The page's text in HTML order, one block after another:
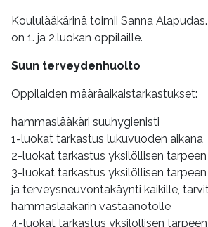
Koululääkärinä toimii Sanna
on 1. ja 2.luokan oppilaille.
Suun terveydenhuolto
Oppilaiden määräaikaistarkastukset:
hammaslääkäri suuhygienisti
1-luokat tarkastus lukuvuoden aikana
2-luokat tarkastus yksilöllisen
3-luokat tarkastus yksilöllisen
ja terveysneuvontakäynti kaikille,
hammaslääkärin vastaanotolle
4-luokat tarkastus yksilöllisen